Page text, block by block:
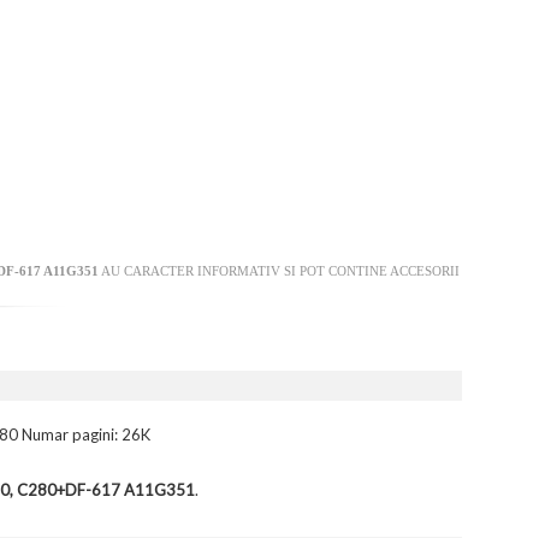
617 A11G351 AU CARACTER INFORMATIV SI POT CONTINE ACCESORII
Numar pagini: 26K
C280+DF-617 A11G351.